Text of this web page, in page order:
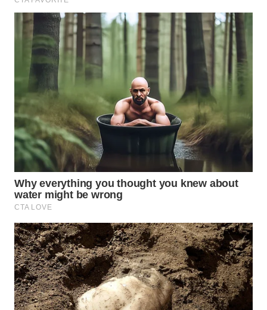
WN
BOROBUDUR
MADURA
WN
SURABAYA
WN
NATUNA
BINTAN
WN
MANDALIKA
WN